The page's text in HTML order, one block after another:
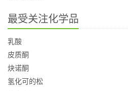
最受关注化学品
乳酸
皮质酮
炔诺酮
氢化可的松